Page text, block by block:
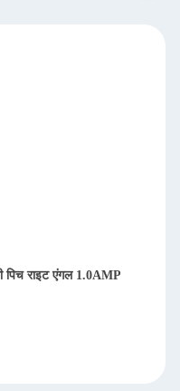
पिच राइट एंगल 1.0AMP